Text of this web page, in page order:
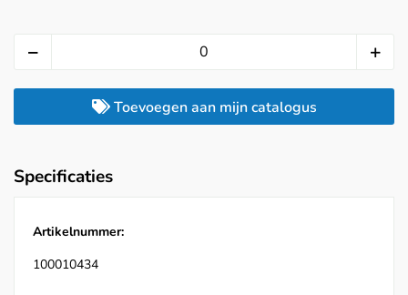
Toevoegen aan mijn catalogus
Specificaties
Artikelnummer:
100010434